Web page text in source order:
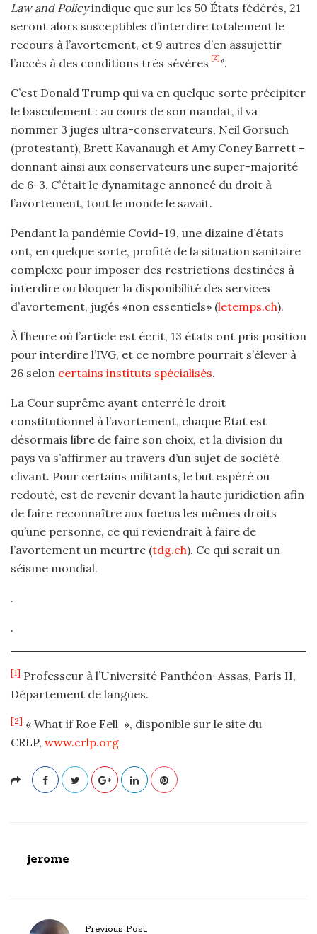
Law and Policyindique que sur les 50 États fédérés, 21
seront alors susceptibles d’interdire totalement le
recours à l’avortement, et 9 autres d’en assujettir
l’accès à des conditions très sévères [2]».
C’est Donald Trump qui va en quelque sorte précipiter
le basculement : au cours de son mandat, il va
nommer 3 juges ultra-conservateurs, Neil Gorsuch
(protestant), Brett Kavanaugh et Amy Coney Barrett –
donnant ainsi aux conservateurs une super-majorité
de 6-3. C’était le dynamitage annoncé du droit à
l’avortement, tout le monde le savait.
Pendant la pandémie Covid-19, une dizaine d’états
ont, en quelque sorte, profité de la situation sanitaire
complexe pour imposer des restrictions destinées à
interdire ou bloquer la disponibilité des services
d’avortement, jugés «non essentiels» (letemps.ch).
À l’heure où l’article est écrit, 13 états ont pris position
pour interdire l’IVG, et ce nombre pourrait s’élever à
26 selon certains instituts spécialisés.
La Cour suprême ayant enterré le droit
constitutionnel à l’avortement, chaque Etat est
désormais libre de faire son choix, et la division du
pays va s’affirmer au travers d’un sujet de société
clivant. Pour certains militants, le but espéré ou
redouté, est de revenir devant la haute juridiction afin
de faire reconnaître aux foetus les mêmes droits
qu’une personne, ce qui reviendrait à faire de
l’avortement un meurtre (tdg.ch). Ce qui serait un
séisme mondial.
.
.
[1] Professeur à l’Université Panthéon-Assas, Paris II,
Département de langues.
[2] « What if Roe Fell », disponible sur le site du
CRLP, www.crlp.org
jerome
Previous Post: